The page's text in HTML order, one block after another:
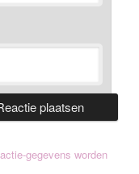
gegevens worden